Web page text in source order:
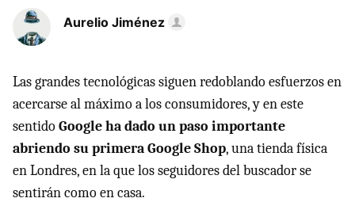
Aurelio Jiménez
Las grandes tecnológicas siguen redoblando esfuerzos en
acercarse al máximo a los consumidores, y en este
sentidoGoogle ha dado un paso importante
abriendo su primera Google Shop, una tienda física
en Londres, en la que los seguidores del buscador se
sentirán como en casa.